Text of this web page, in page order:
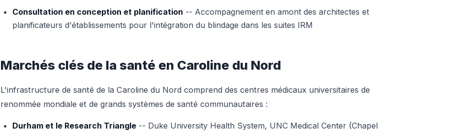
Consultation en conception et planification -- Accompagnement en amont des architectes et
planificateurs d'établissements pour l'intégration du blindage dans les suites IRM
Marchés clés de la santé en Caroline du Nord
L'infrastructure de santé de la Caroline du Nord comprend des centres médicaux universitaires de
renommée mondiale et de grands systèmes de santé communautaires :
Durham et le Research Triangle -- Duke University Health System, UNC Medical Center (Chapel